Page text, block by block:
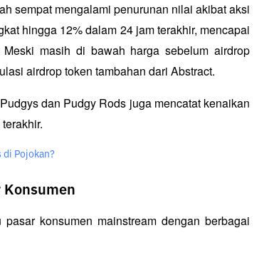
sempat mengalami penurunan nilai akibat aksi
hingga 12% dalam 24 jam terakhir, mencapai
masih di bawah harga sebelum airdrop
airdrop token tambahan dari Abstract.
dan Pudgy Rods juga mencatat kenaikan
di Pojokan?
Konsumen
konsumen mainstream dengan berbagai